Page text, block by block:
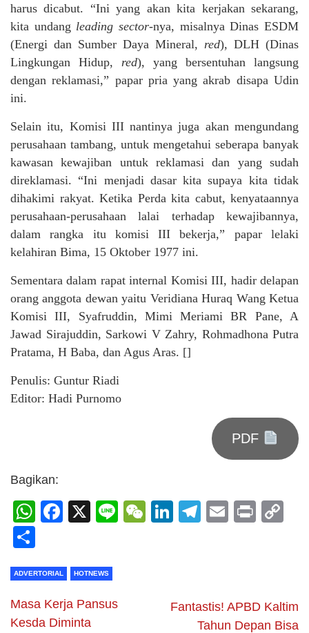
harus dicabut. “Ini yang akan kita kerjakan sekarang,
kita undang leading sector-nya, misalnya Dinas ESDM
(Energi dan Sumber Daya Mineral, red), DLH (Dinas
Lingkungan Hidup, red), yang bersentuhan langsung
dengan reklamasi,” papar pria yang akrab disapa Udin
ini.
Selain itu, Komisi III nantinya juga akan mengundang
perusahaan tambang, untuk mengetahui seberapa banyak
kawasan kewajiban untuk reklamasi dan yang sudah
direklamasi. “Ini menjadi dasar kita supaya kita tidak
dihakimi rakyat. Ketika Perda kita cabut, kenyataannya
perusahaan-perusahaan lalai terhadap kewajibannya,
dalam rangka itu komisi III bekerja,” papar lelaki
kelahiran Bima, 15 Oktober 1977 ini.
Sementara dalam rapat internal Komisi III, hadir delapan
orang anggota dewan yaitu Veridiana Huraq Wang Ketua
Komisi III, Syafruddin, Mimi Meriami BR Pane, A
Jawad Sirajuddin, Sarkowi V Zahry, Rohmadhona Putra
Pratama, H Baba, dan Agus Aras. []
Penulis: Guntur Riadi
Editor: Hadi Purnomo
PDF
Bagikan:
WhatsApp
Facebook
X LineWeChat
LinkedIn
Telegram
Email
Print
ADVERTORIAL HOTNEWS
Masa Kerja Pansus
Kesda Diminta
Fantastis! APBD Kaltim
Tahun Depan Bisa